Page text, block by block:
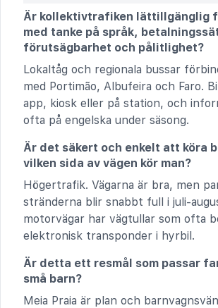
Är kollektivtrafiken lättillgänglig
med tanke på språk,
förutsägbarhet och pålitlighet?
Lokaltåg och regionala bussar
med Portimão, Albufeira och Faro.
app, kiosk eller på station, och
ofta på engelska under säsong.
Är det säkert och enkelt att köra
vilken sida av vägen kör man?
Högertrafik. Vägarna är bra, men
stränderna blir snabbt full i juli-
motorvägar har vägtullar som ofta
elektronisk transponder i hyrbil.
Är detta ett resmål som passar
små barn?
Meia Praia är plan och